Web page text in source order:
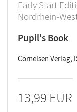
Early Start
Nordrhein-
Pupil's Book
Cornelsen Verlag,
13,99 EUR